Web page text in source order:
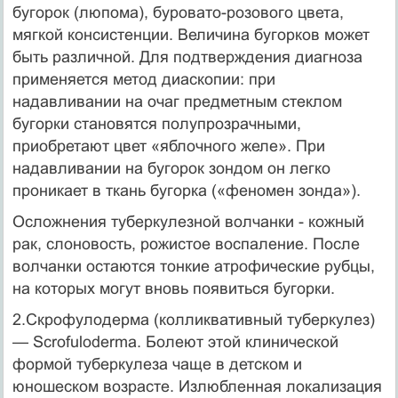
бугорок (люпома), буровато-розового цвета,
мягкой консистенции. Величина бугорков может
быть различной. Для подтверждения диагноза
применяется метод диаскопии: при
надавливании на очаг предметным стеклом
бугорки становятся полупрозрачными,
приобретают цвет «яблочного желе». При
надавливании на бугорок зондом он легко
проникает в ткань бугорка («феномен зонда»).
Осложнения туберкулезной волчанки - кожный
рак, слоновость, рожистое воспаление. После
волчанки остаются тонкие атрофические рубцы,
на которых могут вновь появиться бугорки.
2.Скрофулодерма (колликвативный туберкулез)
— Scrofuloderma. Болеют этой клинической
формой туберкулеза чаще в детском и
юношеском возрасте. Излюбленная локализация